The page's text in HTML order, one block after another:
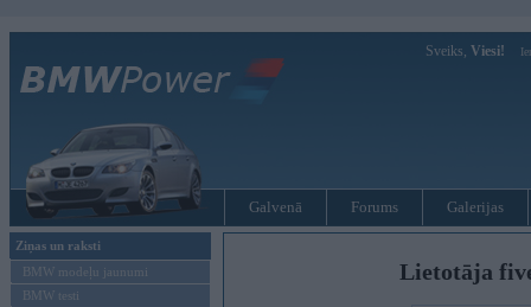
Sveiks, Viesi!
Galvenā Forums Galerijas
Ziņas un raksti
BMW modeļu jaunumi
BMW testi
Lietotāja